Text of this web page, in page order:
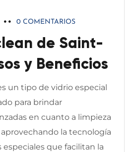
0 COMENTARIOS
de Saint-
y Beneficios
un tipo de vidrio especial
para brindar
en cuanto a limpieza
la tecnología
que facilitan la